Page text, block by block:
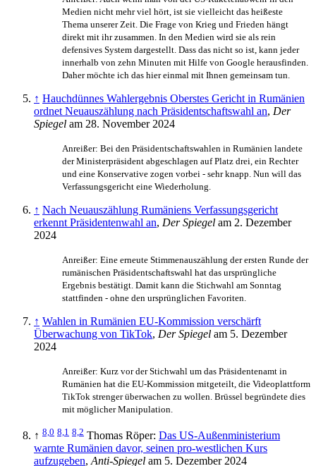
Medien nicht mehr viel hört, ist sie vielleicht das heißeste
Thema unserer Zeit. Die Frage von Krieg und Frieden hängt
direkt mit ihr zusammen. In den Medien wird sie als rein
defensives System dargestellt. Dass das nicht so ist, kann jeder
innerhalb von zehn Minuten mit Hilfe von Google herausfinden.
Daher möchte ich das hier einmal mit Ihnen gemeinsam tun.
↑ Hauchdünnes Wahlergebnis Oberstes Gericht in Rumänien
ordnet Neuauszählung nach Präsidentschaftswahl an, Der
Spiegel am 28. November 2024
Anreißer: Bei den Präsidentschafts­wahlen in Rumänien landete
der Minister­präsident abgeschlagen auf Platz drei, ein Rechter
und eine Konservative zogen vorbei - sehr knapp. Nun will das
Verfassungsgericht eine Wiederholung.
↑ Nach Neuauszählung Rumäniens Verfassungsgericht
erkennt Präsidentenwahl an, Der Spiegel am 2. Dezember
2024
Anreißer: Eine erneute Stimmenauszählung der ersten Runde der
rumänischen Präsidentschafts­wahl hat das ursprüngliche
Ergebnis bestätigt. Damit kann die Stichwahl am Sonntag
stattfinden - ohne den ursprünglichen Favoriten.
↑ Wahlen in Rumänien EU-Kommission verschärft
Überwachung von TikTok, Der Spiegel am 5. Dezember
2024
Anreißer: Kurz vor der Stichwahl um das Präsidentenamt in
Rumänien hat die EU-Kommission mitgeteilt, die Video­plattform
TikTok strenger überwachen zu wollen. Brüssel begründete dies
mit möglicher Manipulation.
↑ 8,0 8,1 8,2 Thomas Röper: Das US-Außenministerium
warnte Rumänien davor, seinen pro-westlichen Kurs
aufzugeben, Anti-Spiegel am 5. Dezember 2024